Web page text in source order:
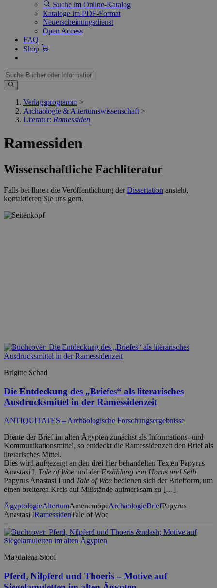
Suche im Online-Katalog
Kataloge im PDF-Format
Neuerscheinungsdienst
Open Access
FAQ
Shop
Verlagsprogramm >
Archäologie & Altertumswissenschaft >
Literatur: Ramessiden
Ramessiden
Wissenschaftliche Fachliteratur
Falls bei Ihnen die Veröffentlichung derDissertation ansteht,
kontaktieren Sie uns gern.
Brigitte Schad
Die Entdeckung des „Briefes“ als literarisches
Ausdrucksmittel in der Ramessidenzeit
ANTIQUITATES – Archäologische Forschungsergebnisse
Diente der Brief im alten Ägypten zunächst als Informations- und
Kommunikationsmittel, so entdeckt die Ramessidenzeit den Brief als
literarisches Mittel.
Dies wird aufgezeigt an den drei hier behandelten Texten Papyrus
Anastasi I, Tale of Woe und der Erzählung von Horus und Seth.
Papyrus Anastasi I und Tale of Woe bedienen sich der Briefform, um
einen breiteren Kreis auf Mißstände aufmerksam zu […]
ÄgyptologieAltertumAmenemopeArchäologieBriefPapyrus
Anastasi IRamessidenTale of Woe
Magdalena Stoof
Pferd, Nilpferd und Thoeris – Motive auf